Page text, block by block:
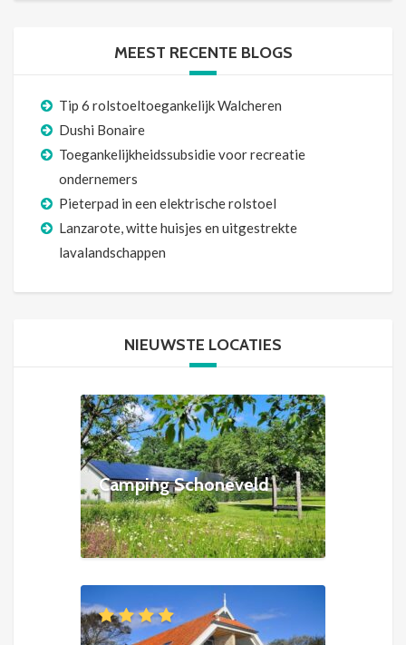
MEEST RECENTE BLOGS
Tip 6 rolstoeltoegankelijk Walcheren
Dushi Bonaire
Toegankelijkheidssubsidie voor recreatie
ondernemers
Pieterpad in een elektrische rolstoel
Lanzarote, witte huisjes en uitgestrekte
lavalandschappen
NIEUWSTE LOCATIES
Camping Schoneveld